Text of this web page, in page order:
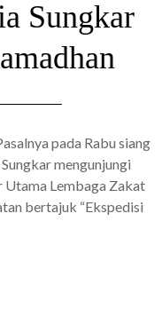
Sungkar
pada Rabu siang
mengunjungi
Utama Lembaga Zakat
bertajuk “Ekspedisi